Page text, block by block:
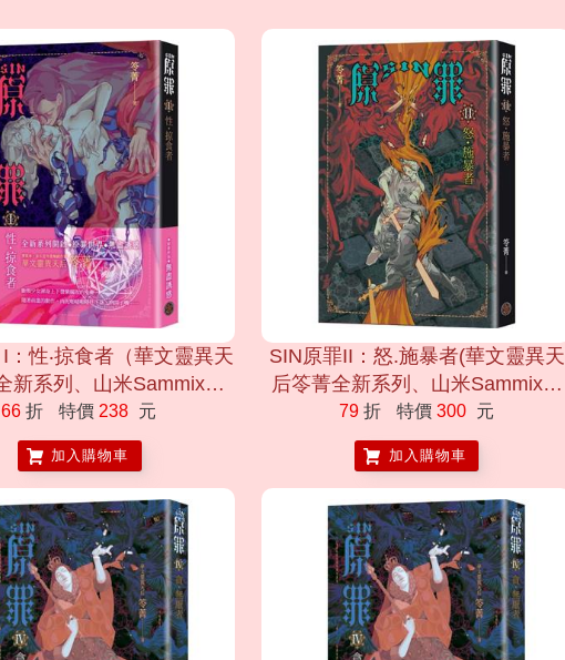
：性‧掠食者（華文靈異天
新系列、山米Sammixyz
、原罪世界全面誘惑開啟
66 折 特價 238 元
加入購物車
SIN原罪II：怒.施暴者(華文靈異天
后笭菁全新系列、山米Sammixyz
繪製封面、原罪世界全面誘惑開啟)
79 折 特價 300 元
加入購物車